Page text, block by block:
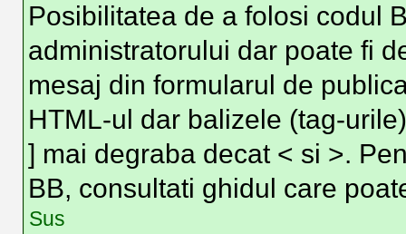
Posibilitatea de a folosi codul
administratorului dar poate fi
mesaj din formularul de
HTML-ul dar balizele (tag-
] mai degraba decat < si >.
BB, consultati ghidul care
Sus